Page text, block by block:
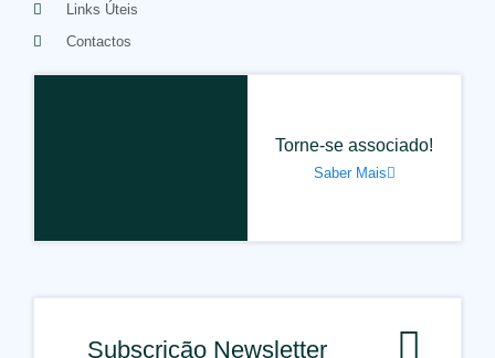
Links Úteis
Contactos
Torne-se associado!
Saber Mais
Subscrição Newsletter